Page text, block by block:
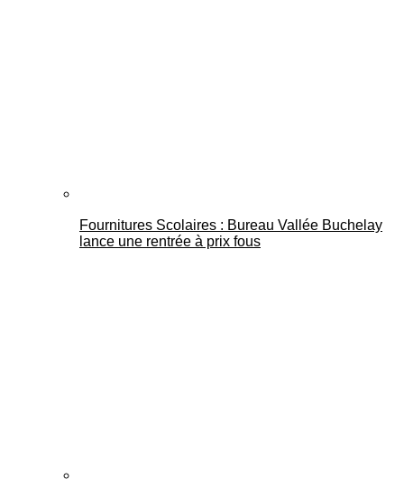
Fournitures Scolaires : Bureau Vallée Buchelay
lance une rentrée à prix fous